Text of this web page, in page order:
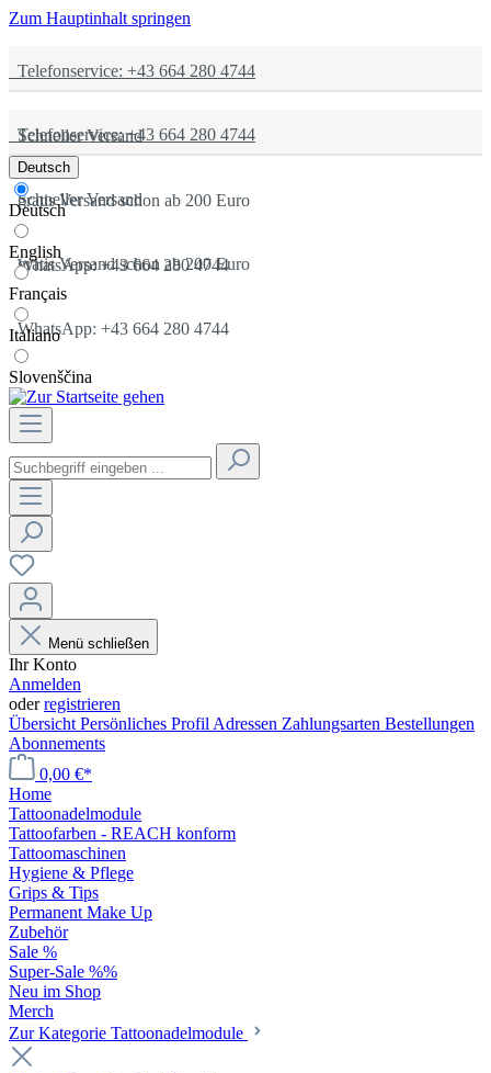
Zum Hauptinhalt springen
Telefonservice: +43 664 280 4744
Schneller Versand
gratis Versand schon ab 200 Euro
WhatsApp: +43 664 280 4744
Telefonservice: +43 664 280 4744
Schneller Versand
gratis Versand schon ab 200 Euro
WhatsApp: +43 664 280 4744
Deutsch
Deutsch
English
Français
Italiano
Slovenščina
Menü schließen
Ihr Konto
Anmelden
oderregistrieren
Übersicht Persönliches Profil Adressen Zahlungsarten Bestellungen
Abonnements
0,00 €*
Home
Tattoonadelmodule
Tattoofarben - REACH konform
Tattoomaschinen
Hygiene & Pflege
Grips & Tips
Permanent Make Up
Zubehör
Sale %
Super-Sale %%
Neu im Shop
Merch
Zur Kategorie Tattoonadelmodule